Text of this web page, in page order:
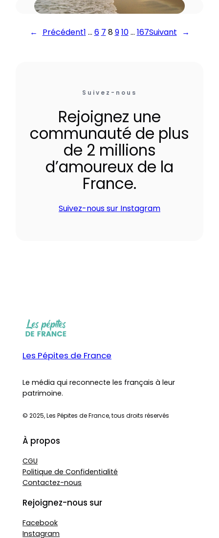
← Précédent1 … 6 7 8910… 167Suivant →
Suivez-nous
Rejoignez une
communauté de plus
de 2 millions
d’amoureux de la
France.
Suivez-nous sur Instagram
Les Pépites de France
Le média qui reconnecte les français à leur
patrimoine.
© 2025, Les Pépites de France, tous droits réservés
À propos
CGU
Politique de Confidentialité
Contactez-nous
Rejoignez-nous sur
Facebook
Instagram